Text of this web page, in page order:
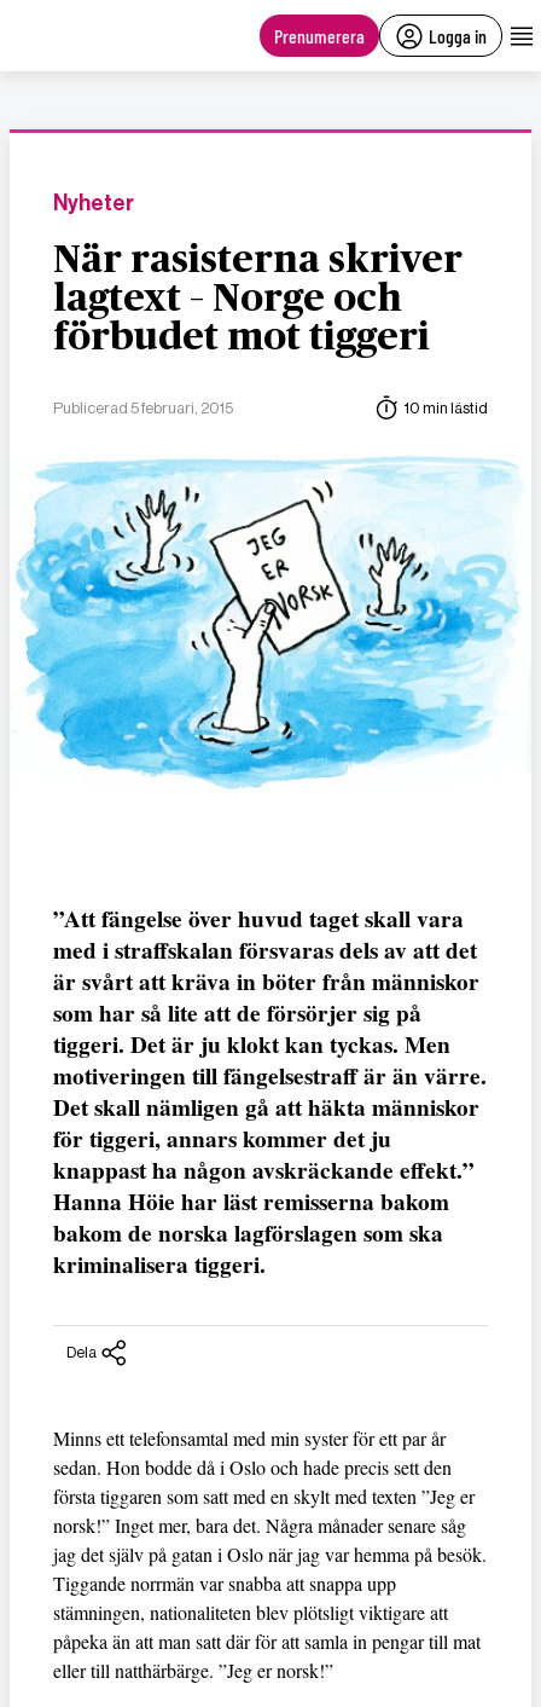
Prenumerera Logga in
Nyheter
När rasisterna skriver
lagtext – Norge och
förbudet mot tiggeri
Publicerad 5 februari, 2015 10 min lästid
”Att fängelse över huvud taget skall vara
med i straffskalan försvaras dels av att det
är svårt att kräva in böter från människor
som har så lite att de försörjer sig på
tiggeri. Det är ju klokt kan tyckas. Men
motiveringen till fängelsestraff är än värre.
Det skall nämligen gå att häkta människor
för tiggeri, annars kommer det ju
knappast ha någon avskräckande effekt.”
Hanna Höie har läst remisserna bakom
bakom de norska lagförslagen som ska
kriminalisera tiggeri.
Dela
Minns ett telefonsamtal med min syster för ett par år
sedan. Hon bodde då i Oslo och hade precis sett den
första tiggaren som satt med en skylt med texten ”Jeg er
norsk!” Inget mer, bara det. Några månader senare såg
jag det själv på gatan i Oslo när jag var hemma på besök.
Tiggande norrmän var snabba att snappa upp
stämningen, nationaliteten blev plötsligt viktigare att
påpeka än att man satt där för att samla in pengar till mat
eller till natthärbärge. ”Jeg er norsk!”